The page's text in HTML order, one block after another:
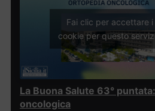
Fai clic per accettare i
cookie per questo
La Buona Salute 63°
oncologica